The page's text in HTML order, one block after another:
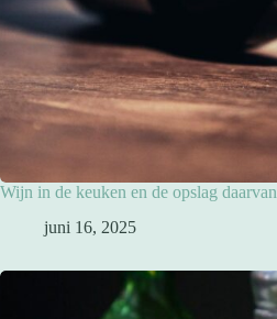
Wijn in de keuken en de opslag daarvan
juni 16, 2025